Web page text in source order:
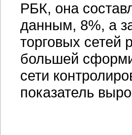
РБК, она
данным, 8%, а
торговых сетей
большей
сети
показатель